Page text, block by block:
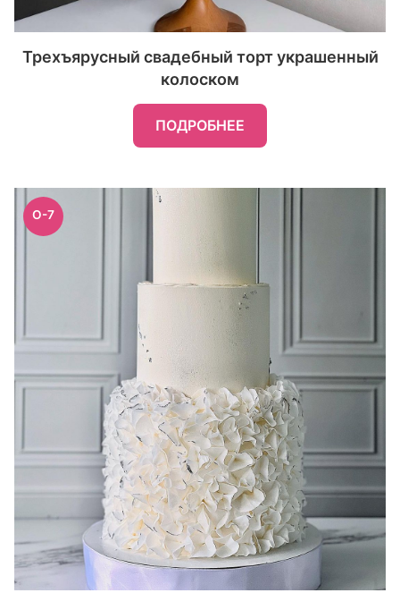
Трехъярусный свадебный торт украшенный
колоском
ПОДРОБНЕЕ
O-7